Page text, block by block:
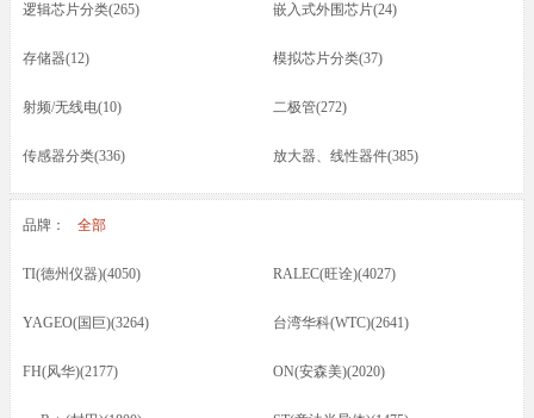
逻辑芯片分类(265) 嵌入式外围芯片(24)
存储器(12) 模拟芯片分类(37)
射频/无线电(10) 二极管(272)
传感器分类(336) 放大器、线性器件(385)
接口芯片分类(166) 驱动器(8)
品牌： 全部
TI(德州仪器)(4050) RALEC(旺诠)(4027)
YAGEO(国巨)(3264) 台湾华科(WTC)(2641)
FH(风华)(2177) ON(安森美)(2020)